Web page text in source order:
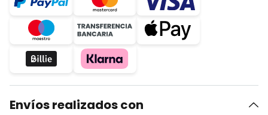
Envíos realizados con